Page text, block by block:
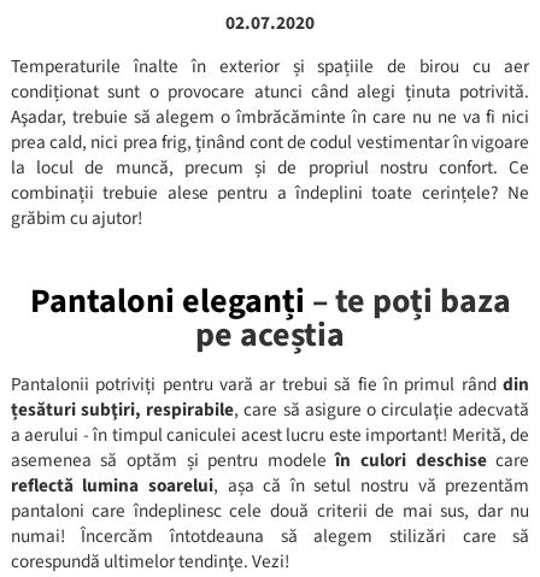
02.07.2020
Temperaturile înalte în exterior și spațiile de birou cu aer
condiționat sunt o provocare atunci când alegi ținuta potrivită.
Aşadar, trebuie să alegem o îmbrăcăminte în care nu ne va fi nici
prea cald, nici prea frig, ținând cont de codul vestimentar în vigoare
la locul de muncă, precum și de propriul nostru confort. Ce
combinații trebuie alese pentru a îndeplini toate cerințele? Ne
grăbim cu ajutor!
Pantaloni eleganți – te poți baza
pe aceștia
Pantalonii potriviți pentru vară ar trebui să fie în primul rânddin
țesături subţiri, respirabile, care să asigure o circulaţie adecvată
a aerului - în timpul caniculei acest lucru este important! Merită, de
asemenea să optăm și pentru modeleîn culori deschisecare
reflectă lumina soarelui, așa că în setul nostru vă prezentăm
pantaloni care îndeplinesc cele două criterii de mai sus, dar nu
numai! Încercăm întotdeauna să alegem stilizări care să
corespundă ultimelor tendinţe. Vezi!